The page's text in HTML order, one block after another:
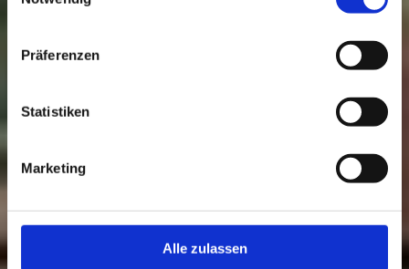
Präferenzen
Statistiken
Marketing
Alle zulassen